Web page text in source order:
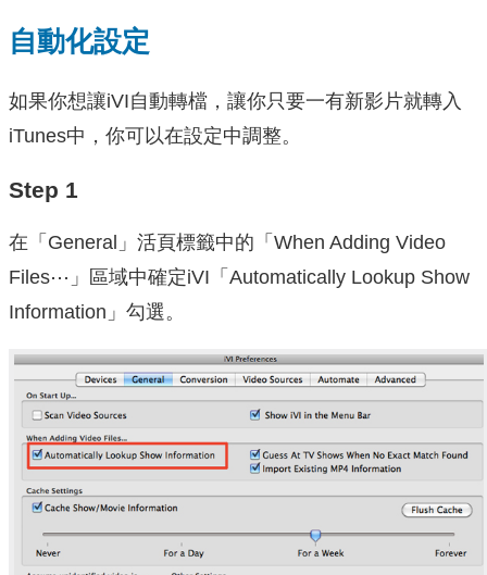
自動化設定
如果你想讓iVI自動轉檔，讓你只要一有新影片就轉入
iTunes中，你可以在設定中調整。
Step 1
在「General」活頁標籤中的「When Adding Video
Files⋯」區域中確定iVI「Automatically Lookup Show
Information」勾選。